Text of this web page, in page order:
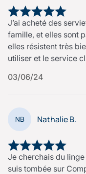
J’ai acheté des
famille, et elles sont
elles résistent très
utiliser et le service
03/06/24
NB Nathalie B.
Je cherchais du
suis tombée sur